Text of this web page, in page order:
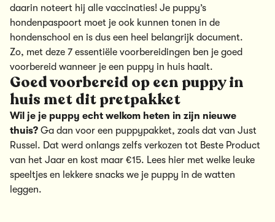
daarin noteert hij alle vaccinaties! Je puppy’s
hondenpaspoort moet je ook kunnen tonen in de
hondenschool en is dus een heel belangrijk document.
Zo, met deze 7 essentiële voorbereidingen ben je goed
voorbereid wanneer je een puppy in huis haalt.
Goed voorbereid op een puppy in
huis met dit pretpakket
Wil je je puppy echt welkom heten in zijn nieuwe
thuis? Ga dan voor een puppypakket, zoals dat van Just
Russel. Dat werd onlangs zelfs verkozen tot Beste Product
van het Jaar en kost maar €15. Lees hier met welke leuke
speeltjes en lekkere snacks we je puppy in de watten
leggen.